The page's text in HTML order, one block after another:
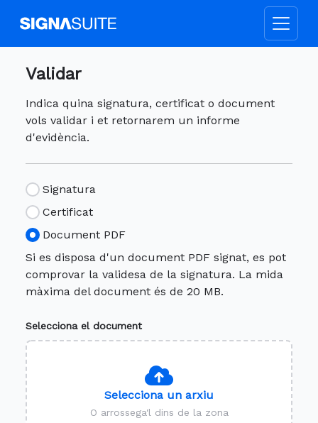
Validar
Indica quina signatura, certificat o document
vols validar i et retornarem un informe
d'evidència.
Signatura
Certificat
Document PDF
Si es disposa d'un document PDF signat, es pot
comprovar la validesa de la signatura. La mida
màxima del document és de 20 MB.
Selecciona el document
Selecciona un arxiu
O arrossega'l dins de la zona